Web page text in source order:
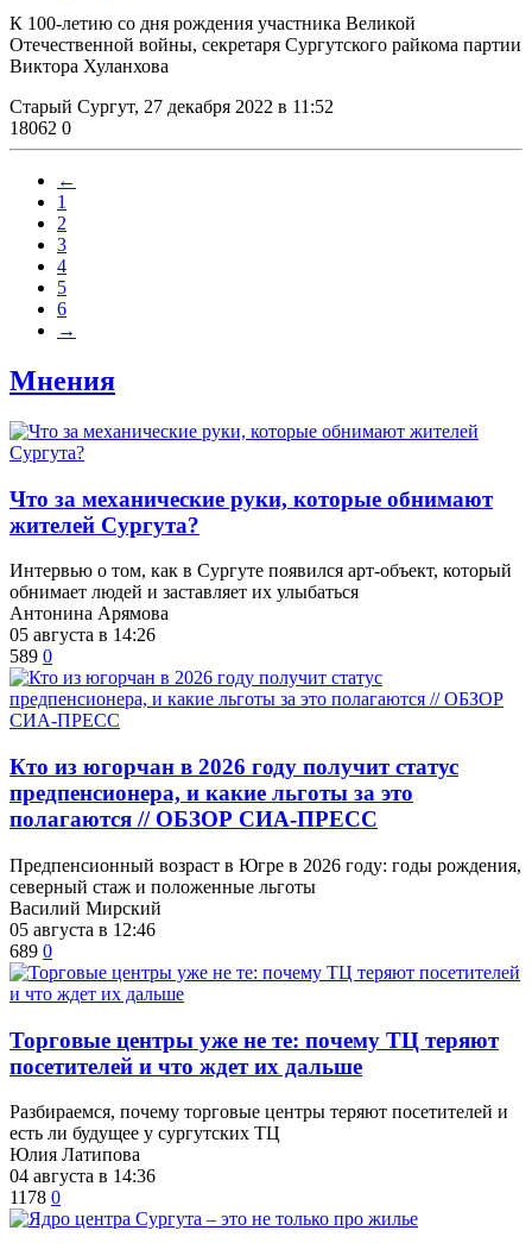
К 100-летию со дня рождения участника Великой
Отечественной войны, секретаря Сургутского райкома партии
Виктора Хуланхова
Старый Сургут, 27 декабря 2022 в 11:52
18062 0
←
1
2
3
4
5
6
→
Мнения
​Что за механические руки, которые обнимают
жителей Сургута?
Интервью о том, как в Сургуте появился арт-объект, который
обнимает людей и заставляет их улыбаться
Антонина Арямова
05 августа в 14:26
589 0
Кто из югорчан в 2026 году получит статус
предпенсионера, и какие льготы за это
полагаются // ОБЗОР СИА-ПРЕСС
Предпенсионный возраст в Югре в 2026 году: годы рождения,
северный стаж и положенные льготы
Василий Мирский
05 августа в 12:46
689 0
Торговые центры уже не те: почему ТЦ теряют
посетителей и что ждет их дальше
Разбираемся, почему торговые центры теряют посетителей и
есть ли будущее у сургутских ТЦ
Юлия Латипова
04 августа в 14:36
1178 0